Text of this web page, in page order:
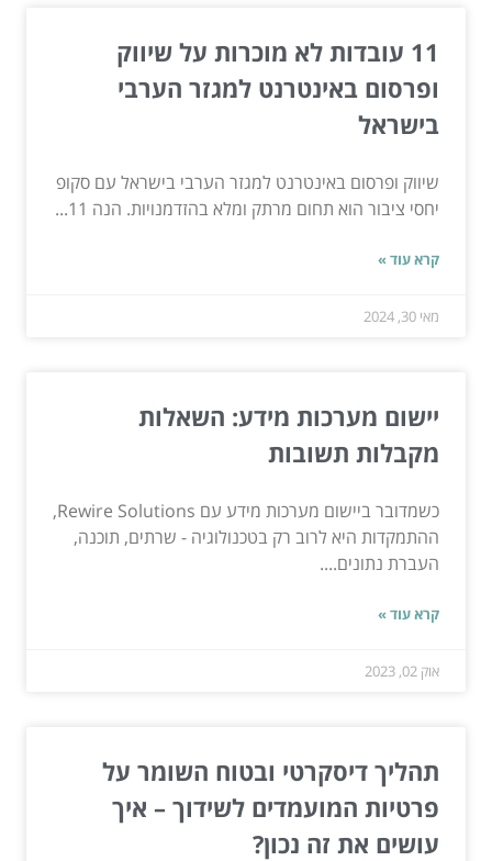
11 עובדות לא מוכרות על שיווק
ופרסום באינטרנט למגזר הערבי
בישראל
שיווק ופרסום באינטרנט למגזר הערבי בישראל עם סקופ
יחסי ציבור הוא תחום מרתק ומלא בהזדמנויות. הנה 11...
קרא עוד »
מאי 30, 2024
יישום מערכות מידע: השאלות
מקבלות תשובות
כשמדובר ביישום מערכות מידע עם Rewire Solutions,
ההתמקדות היא לרוב רק בטכנולוגיה - שרתים, תוכנה,
העברת נתונים....
קרא עוד »
אוק 02, 2023
תהליך דיסקרטי ובטוח השומר על
פרטיות המועמדים לשידוך – איך
עושים את זה נכון?